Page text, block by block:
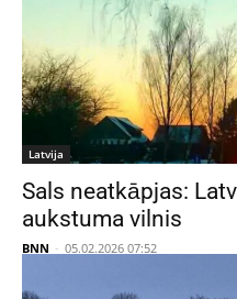
Latvija
Sals neatkāpjas:
aukstuma vilnis
BNN - 05.02.2026 07:52